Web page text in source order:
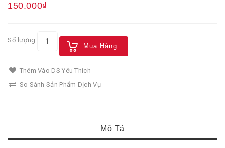
150.000₫
Số lượng
Mua Hàng
Thêm Vào DS Yêu Thích
So Sánh Sản Phẩm Dịch Vụ
Mô Tả